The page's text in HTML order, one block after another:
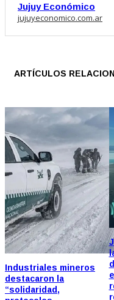
Jujuy Económico
jujuyeconomico.com.ar
ARTÍCULOS
Industriales mineros
destacaron la
“solidaridad,